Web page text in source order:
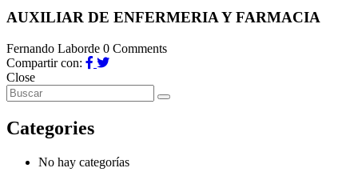
AUXILIAR DE ENFERMERIA Y FARMACIA
Fernando Laborde 0 Comments
Compartir con:
Close
Categories
No hay categorías